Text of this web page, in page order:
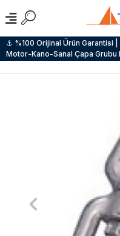
⚓ %100 Orijinal Ürün
Motor-Kano-Sanal Çapa Grubu